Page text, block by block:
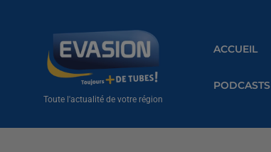
Toute l'actualité de votre région
ACCUEIL
PODCASTS